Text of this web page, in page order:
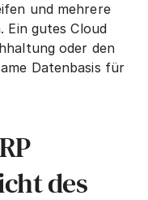
und mehrere
Ein gutes Cloud
oder den
Datenbasis für
des